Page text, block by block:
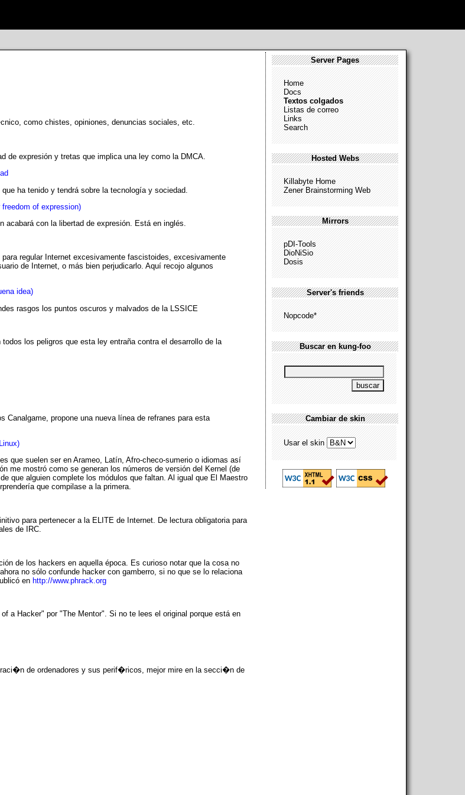
como chistes, opiniones, denuncias sociales, etc.
de expresión y tretas que implica una ley como la DMCA.
ha tenido y tendrá sobre la tecnología y sociedad.
of expression)
acabará con la libertad de expresión. Está en inglés.
regular Internet excesivamente fascistoides, excesivamente
de Internet, o más bien perjudicarlo. Aquí recojo algunos
idea)
rasgos los puntos oscuros y malvados de la LSSICE
los peligros que esta ley entraña contra el desarrollo de la
Canalgame, propone una nueva línea de refranes para esta
que suelen ser en Arameo, Latín, Afro-checo-sumerio o idiomas así
me mostró como se generan los números de versión del Kernel (de
que alguien complete los módulos que faltan. Al igual que El Maestro
que compilase a la primera.
para pertenecer a la ELITE de Internet. De lectura obligatoria para
de IRC.
de los hackers en aquella época. Es curioso notar que la cosa no
no sólo confunde hacker con gamberro, si no que se lo relaciona
en http://www.phrack.org
a Hacker" por "The Mentor". Si no te lees el original porque está en
de ordenadores y sus perif�ricos, mejor mire en la secci�n de
Server Pages
Home
Docs
Textos colgados
Listas de correo
Links
Search
Hosted Webs
Killabyte Home
Zener Brainstorming Web
Mirrors
pDI-Tools
DioNiSio
Dosis
Server's friends
Nopcode*
Buscar en kung-foo
Cambiar de skin
Usar el skin